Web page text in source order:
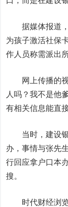
据媒体报道，
为孩子激活社保
作人员称需派出
网上传播的视
人吗？我不是他
有相关信息能直
当时，建设银
办，事情与张先
行回应拿户口本
搜。
时代财经浏览